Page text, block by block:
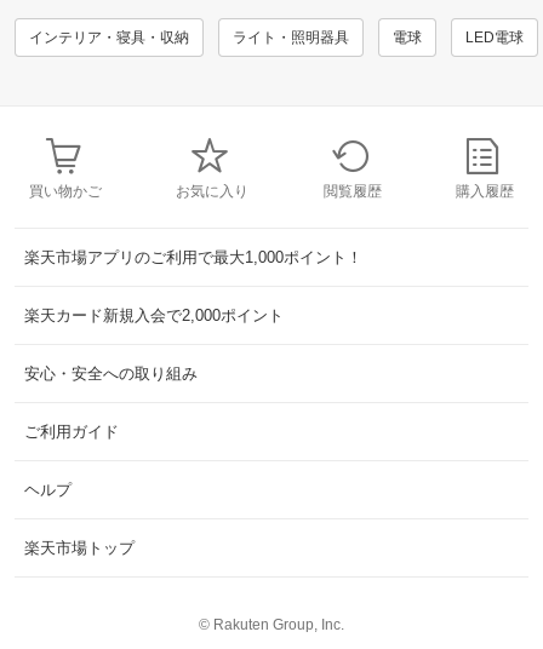
インテリア・寝具・収納 ライト・照明器具 電球 LED電球
買い物かご お気に入り 閲覧履歴 購入履歴
楽天市場アプリのご利用で最大1,000ポイント！
楽天カード新規入会で2,000ポイント
安心・安全への取り組み
ご利用ガイド
ヘルプ
楽天市場トップ
© Rakuten Group, Inc.